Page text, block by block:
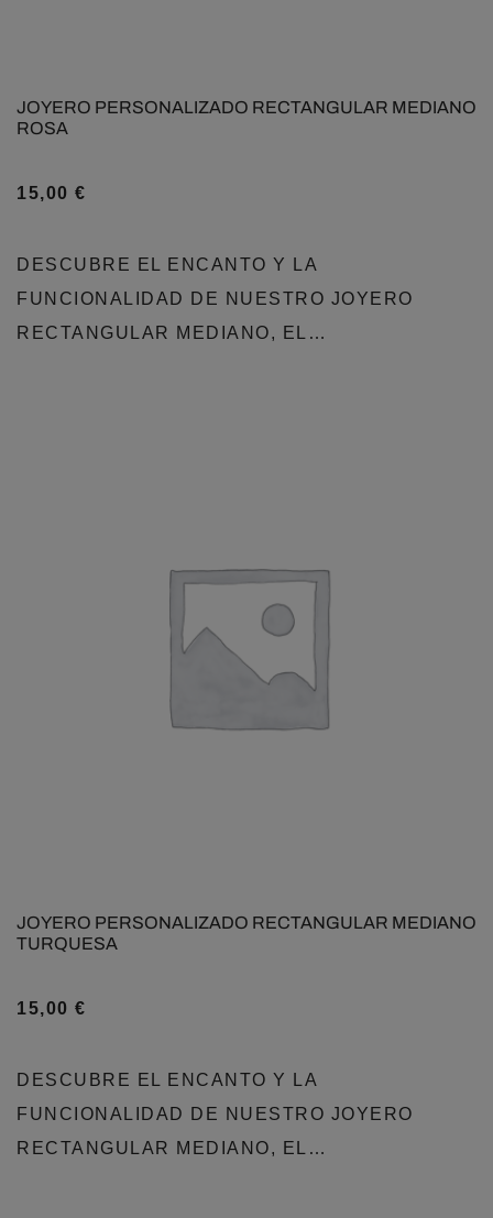
JOYERO PERSONALIZADO RECTANGULAR MEDIANO
ROSA
15,00 €
DESCUBRE EL ENCANTO Y LA
FUNCIONALIDAD DE NUESTRO JOYERO
RECTANGULAR MEDIANO, EL…
JOYERO PERSONALIZADO RECTANGULAR MEDIANO
TURQUESA
15,00 €
DESCUBRE EL ENCANTO Y LA
FUNCIONALIDAD DE NUESTRO JOYERO
RECTANGULAR MEDIANO, EL…